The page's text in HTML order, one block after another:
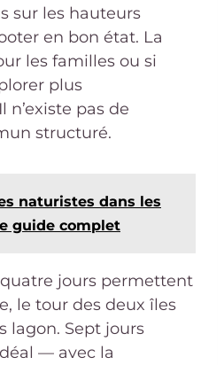
sur les hauteurs
en bon état. La
les familles ou si
plus
pas de
structuré.
naturistes dans les
guide complet
jours permettent
le tour des deux îles
lagon. Sept jours
— avec la